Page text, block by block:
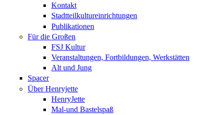
Kontakt
Stadtteilkultureinrichtungen
Publikationen
Für die Großen
FSJ Kultur
Veranstaltungen, Fortbildungen, Werkstätten
Alt und Jung
Spacer
Über Henryjette
HenryJette
Mal-und Bastelspaß